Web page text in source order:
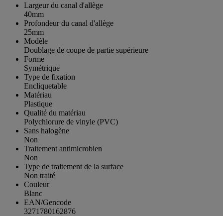
Largeur du canal d'allège
40mm
Profondeur du canal d'allège
25mm
Modèle
Doublage de coupe de partie supérieure
Forme
Symétrique
Type de fixation
Encliquetable
Matériau
Plastique
Qualité du matériau
Polychlorure de vinyle (PVC)
Sans halogène
Non
Traitement antimicrobien
Non
Type de traitement de la surface
Non traité
Couleur
Blanc
EAN/Gencode
3271780162876